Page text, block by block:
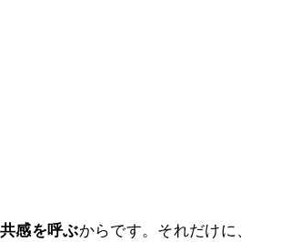
感を呼ぶからです。それだけに、